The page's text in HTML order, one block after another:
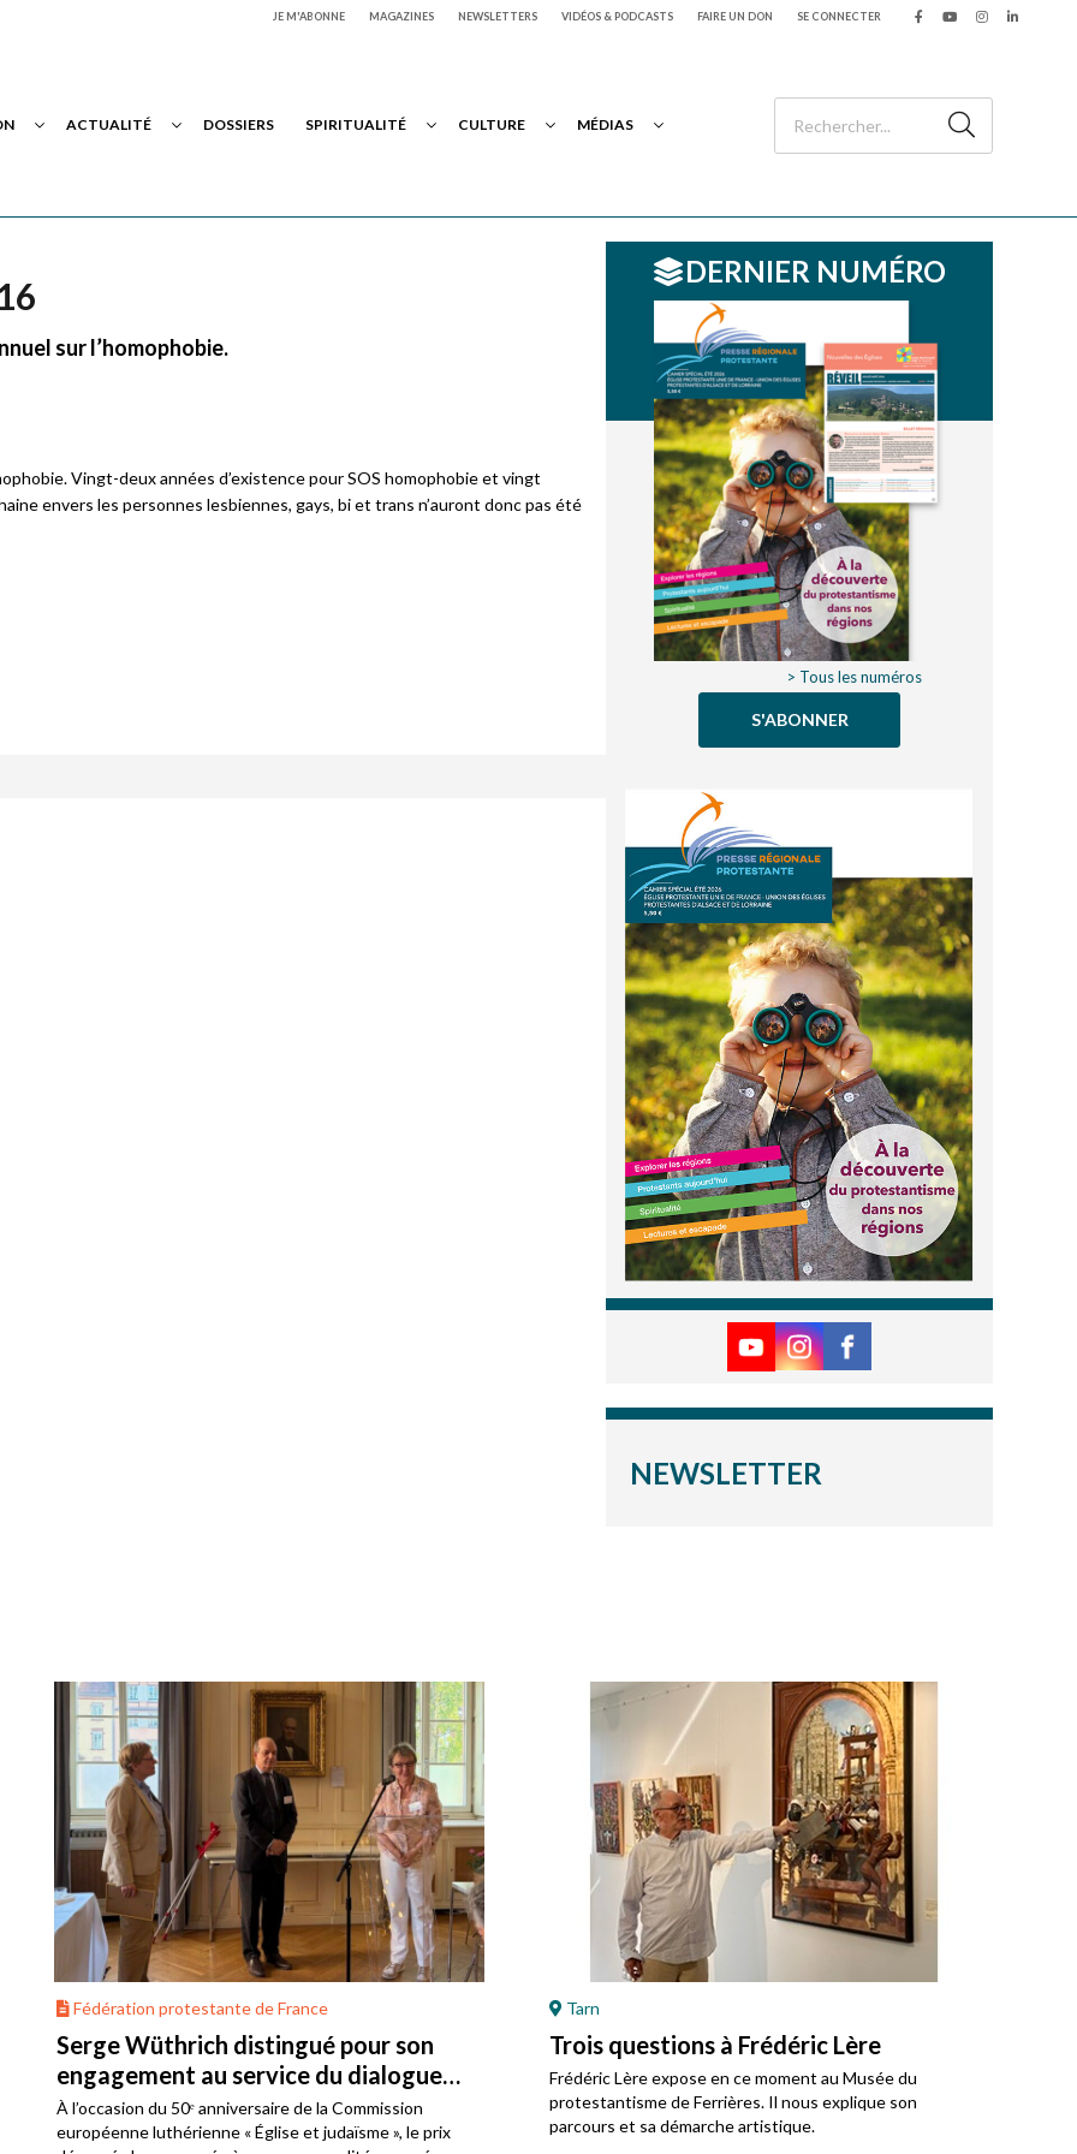
JE M'ABONNE MAGAZINES NEWSLETTERS VIDÉOS & PODCASTS FAIRE UN DON SE CONNECTER
ACTUALITÉ DOSSIERS SPIRITUALITÉ CULTURE MÉDIAS
sur l’homophobie.
Vingt-deux années d’existence pour SOS homophobie et vingt
envers les personnes lesbiennes, gays, bi et trans n’auront donc pas été
DERNIER NUMÉRO
> Tous les numéros
S'ABONNER
NEWSLETTER
Fédération protestante de France
Serge Wüthrich distingué pour son
engagement au service du dialogue
judéo-chrétien
À l’occasion du 50ᵉ anniversaire de la Commission
européenne luthérienne « Église et judaïsme », le prix
Tarn
Trois questions à Frédéric Lère
Frédéric Lère expose en ce moment au Musée du
protestantisme de Ferrières. Il nous explique son
parcours et sa démarche artistique.